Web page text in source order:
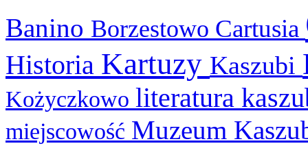
Banino Borzestowo Cartusia
Historia Kartuzy Kaszubi
Kożyczkowo literatura
miejscowość Muzeum